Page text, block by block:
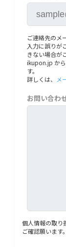
ご連絡先のメ
入力に誤りが
きない場合が
ikupon.jp か
す。
詳しくは、
メ
お問い合わ
個人情報の取り
ご確認願います。